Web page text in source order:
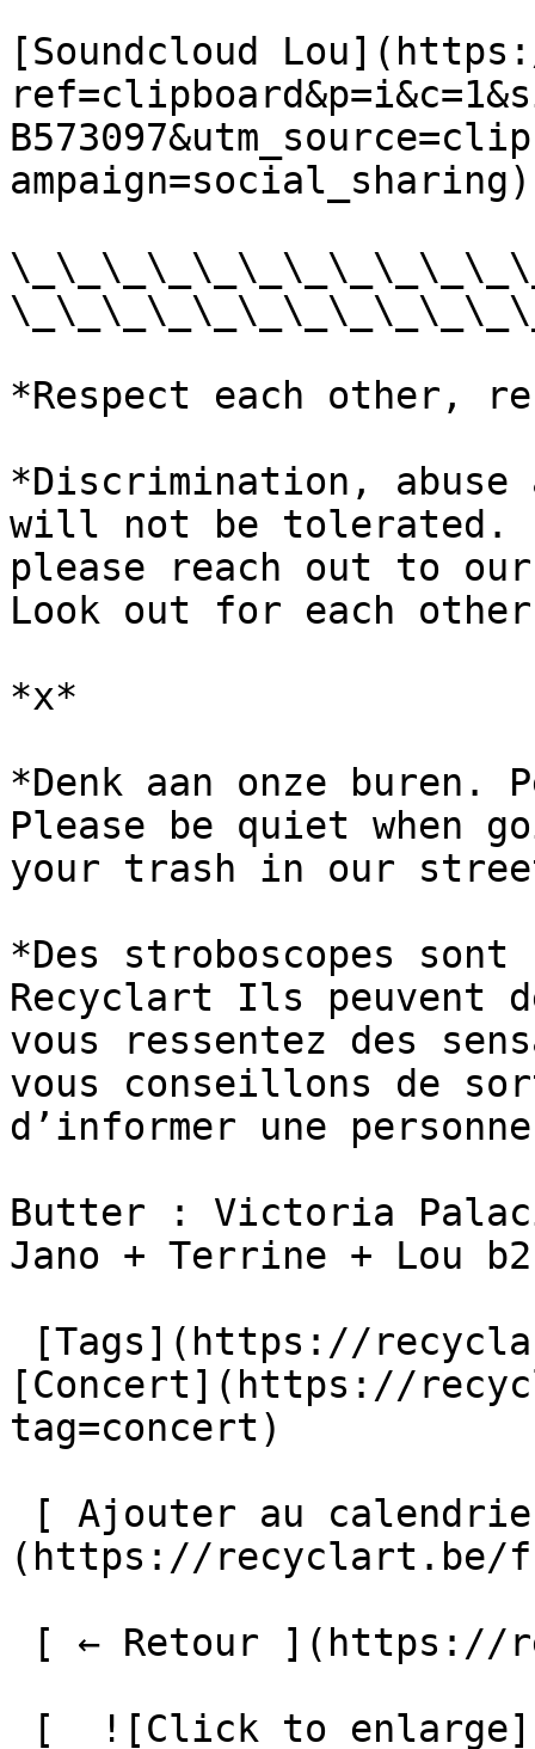
[Soundcloud
ampaign=social_sharing)
*Respect each other,
*Discrimination, abuse
will not be tolerated.
please reach out to
Look out for each
*x*
*Denk aan onze buren.
Please be quiet when
your trash in our
*Des stroboscopes
Recyclart Ils peuvent
vous ressentez des
vous conseillons de
d’informer une
Butter : Victoria
Jano + Terrine + Lou
[Concert](https://
tag=concert)
(https://recyclart.be/